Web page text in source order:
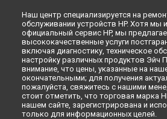
Наш центр специализируется на
обслуживании устройств HP. Хотя мы
официальный сервис HP, мы
высококачественные услуги
включая диагностику, техническое
настройку различных продуктов Эйч
внимание, что цены, указанные на
окончательными; для получения
пожалуйста, свяжитесь с нашими
стоит отметить, что торговая марка
нашем сайте, зарегистрирована и
только для информационных целей.